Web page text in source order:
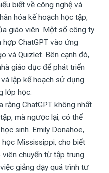
biết về công nghệ và
hóa kế hoạch học tập,
giáo viên. Một số công ty
ChatGPT vào ứng
và Quizlet. Bên cạnh đó,
giáo dục để phát triển
lập kế hoạch sử dụng
lớp học.
rằng ChatGPT không nhất
mà ngược lại, có thể
sinh. Emily Donahoe,
Mississippi, cho biết
viên chuyển từ tập trung
giảng dạy quá trình tư